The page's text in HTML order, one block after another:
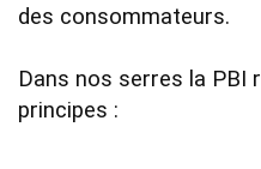
des consommateurs.
Dans nos serres la PBI
principes :